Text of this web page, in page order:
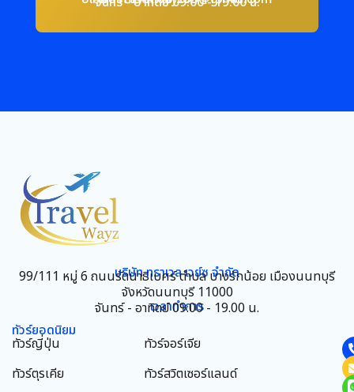
บริษัท ทราเวล เวย์ซ จำกัด
99/111 หมู่ 6 ถนนรัตนาธิเบศร์ ตำบล บางรักน้อย เมืองนนทบุรี
จังหวัดนนทบุรี 11000
เวลาทำการ
จันทร์ - อาทิตย์ 09.00 - 19.00 น.
ทัวร์ยอดนิยม
ทัวร์ญี่ปุ่น
ทัวร์ตุรเคีย
ทัวร์จอร์เจีย
ทัวร์สวิตเซอร์แลนด์